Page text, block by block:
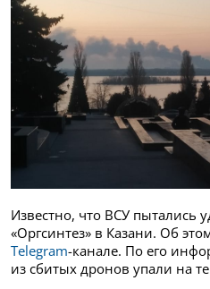
Известно, что ВСУ пытались
«Оргсинтез» в Казани. Об
Telegram-канале. По его
из сбитых дронов упали на